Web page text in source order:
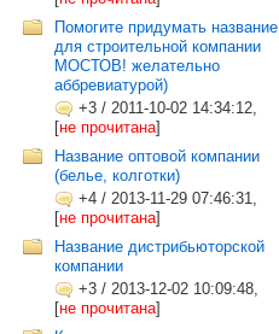
Помогите придумать название
для строительной компании
МОСТОВ! желательно
аббревиатурой)
+3 / 2011-10-02 14:34:12,
[не прочитана]
Название оптовой компании
(белье, колготки)
+4 / 2013-11-29 07:46:31,
[не прочитана]
Название дистрибьюторской
компании
+3 / 2013-12-02 10:09:48,
[не прочитана]